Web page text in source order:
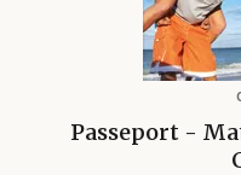
Passeport -